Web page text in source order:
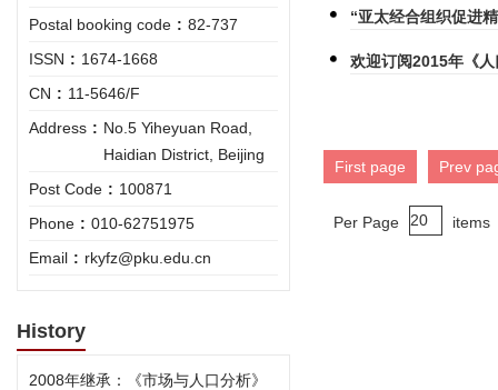
Postal booking code : 82-737
ISSN : 1674-1668
CN : 11-5646/F
Address : No.5 Yiheyuan Road,
Haidian District, Beijing
Post Code : 100871
Phone : 010-62751975
Email : rkyfz@pku.edu.cn
History
2008年继承：《市场与人口分析》
“亚太经合组织促进
欢迎订阅2015年《
First page Prev
Per Page items